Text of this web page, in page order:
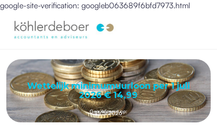
google-site-verification: googleb063689f6bfd7973.html
Wettelijk minimumuurloon per 1 juli
2026 € 14,99
Gepubliceerd op:
13/5/2026